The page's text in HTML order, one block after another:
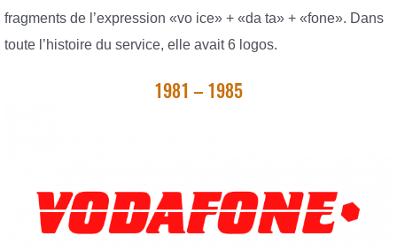
fragments de l’expression «vo ice» + «da ta» + «fone». Dans
toute l’histoire du service, elle avait 6 logos.
1981 – 1985